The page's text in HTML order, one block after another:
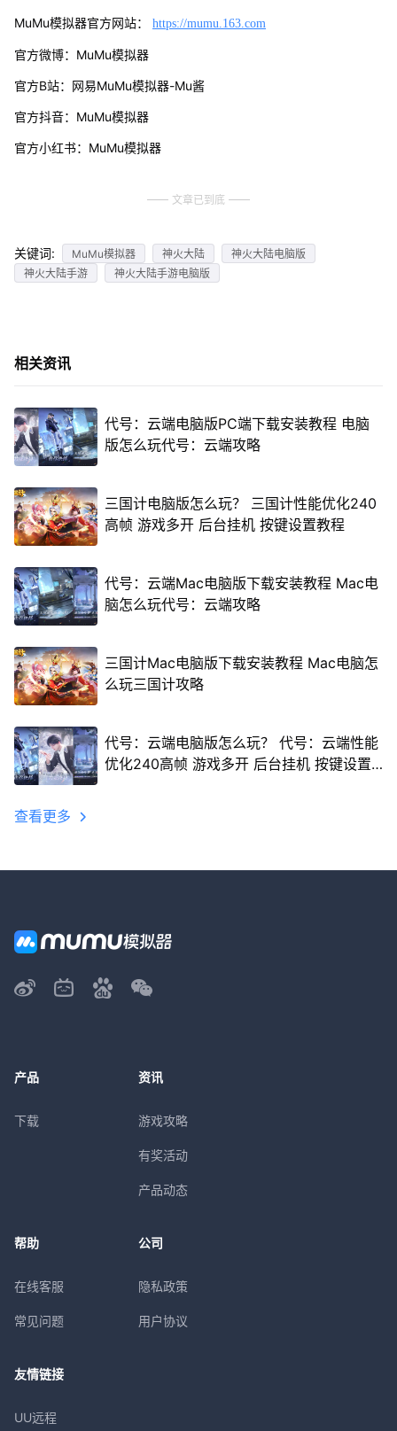
MuMu模拟器官方网站： https://mumu.163.com
官方微博：MuMu模拟器
官方B站：网易MuMu模拟器-Mu酱
官方抖音：MuMu模拟器
官方小红书：MuMu模拟器
文章已到底
关键词: MuMu模拟器 神火大陆
神火大陆电脑版
神火大陆手游
神火大陆手游电脑版
相关资讯
代号：云端电脑版PC端下载安装教程 电脑
版怎么玩代号：云端攻略
三国计电脑版怎么玩？ 三国计性能优化240
高帧 游戏多开 后台挂机 按键设置教程
代号：云端Mac电脑版下载安装教程 Mac电
脑怎么玩代号：云端攻略
三国计Mac电脑版下载安装教程 Mac电脑怎
么玩三国计攻略
代号：云端电脑版怎么玩？ 代号：云端性能
优化240高帧 游戏多开 后台挂机 按键设置
查看更多
产品
下载
资讯
游戏攻略
有奖活动
产品动态
帮助
在线客服
常见问题
公司
隐私政策
用户协议
友情链接
UU远程